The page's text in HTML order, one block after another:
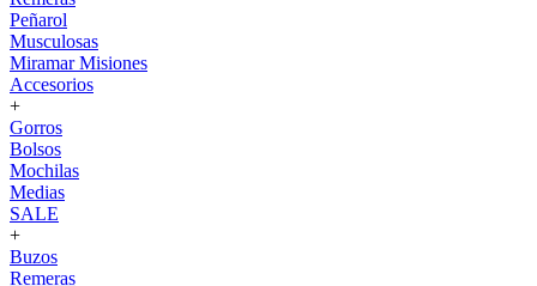
Peñarol
Musculosas
Miramar Misiones
Accesorios
+
Gorros
Bolsos
Mochilas
Medias
SALE
+
Buzos
Remeras